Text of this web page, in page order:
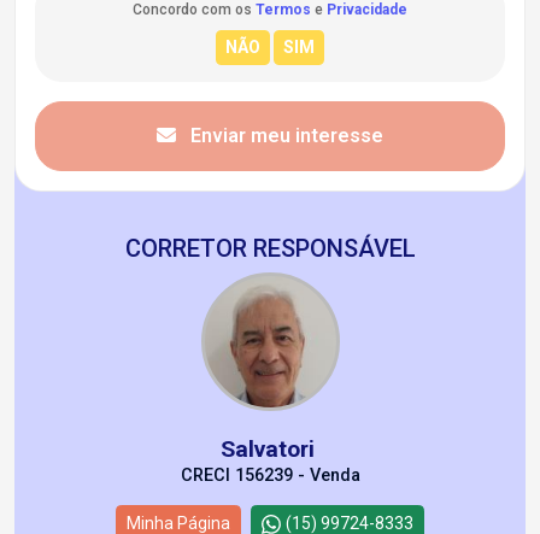
Concordo com os Termos e Privacidade
Enviar meu interesse
CORRETOR RESPONSÁVEL
Salvatori
CRECI 156239 - Venda
Minha Página (15) 99724-8333